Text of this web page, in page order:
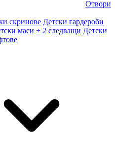
Отвори
скринове Детски гардероби
маси + 2 следващи Детски